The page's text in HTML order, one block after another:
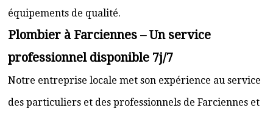
équipements de qualité.
Plombier à Farciennes – Un service
professionnel disponible 7j/7
Notre entreprise locale met son expérience au service
des particuliers et des professionnels de Farciennes et